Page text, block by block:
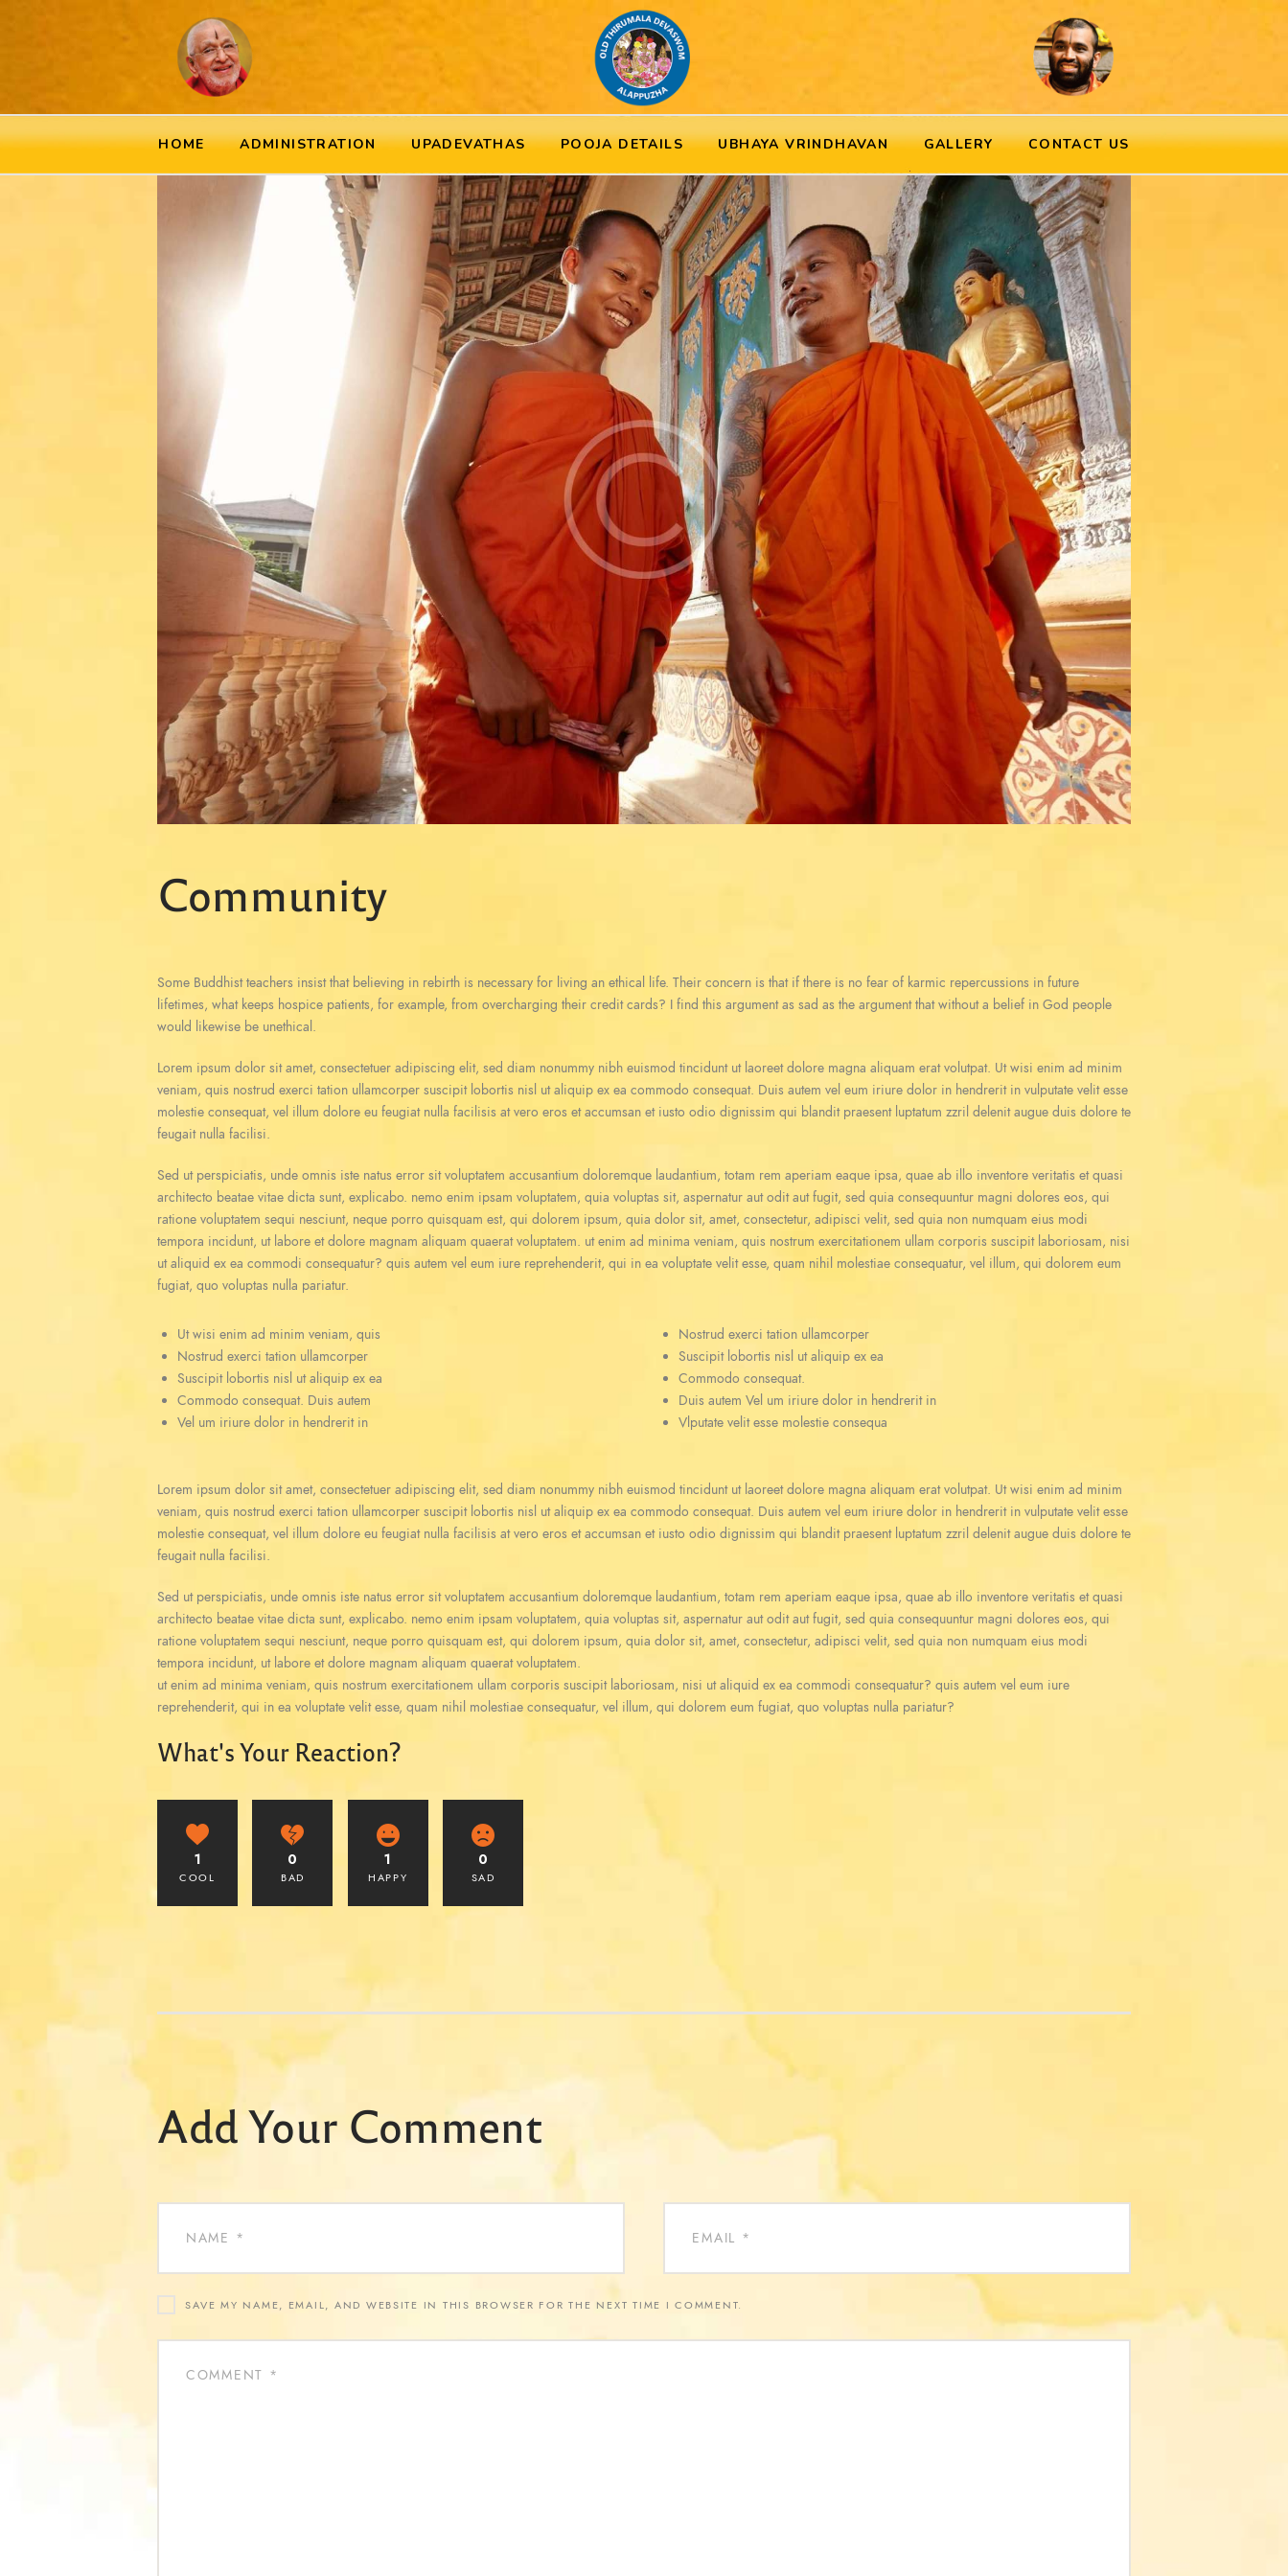
HOME ADMINISTRATION UPADEVATHAS POOJA DETAILS UBHAYA VRINDHAVAN GALLERY CONTACT US
Community
Some Buddhist teachers insist that believing in rebirth is necessary for living an ethical life. Their concern is that if there is no fear of karmic repercussions in future
lifetimes, what keeps hospice patients, for example, from overcharging their credit cards? I find this argument as sad as the argument that without a belief in God people
would likewise be unethical.
Lorem ipsum dolor sit amet, consectetuer adipiscing elit, sed diam nonummy nibh euismod tincidunt ut laoreet dolore magna aliquam erat volutpat. Ut wisi enim ad minim
veniam, quis nostrud exerci tation ullamcorper suscipit lobortis nisl ut aliquip ex ea commodo consequat. Duis autem vel eum iriure dolor in hendrerit in vulputate velit esse
molestie consequat, vel illum dolore eu feugiat nulla facilisis at vero eros et accumsan et iusto odio dignissim qui blandit praesent luptatum zzril delenit augue duis dolore te
feugait nulla facilisi.
Sed ut perspiciatis, unde omnis iste natus error sit voluptatem accusantium doloremque laudantium, totam rem aperiam eaque ipsa, quae ab illo inventore veritatis et quasi
architecto beatae vitae dicta sunt, explicabo. nemo enim ipsam voluptatem, quia voluptas sit, aspernatur aut odit aut fugit, sed quia consequuntur magni dolores eos, qui
ratione voluptatem sequi nesciunt, neque porro quisquam est, qui dolorem ipsum, quia dolor sit, amet, consectetur, adipisci velit, sed quia non numquam eius modi
tempora incidunt, ut labore et dolore magnam aliquam quaerat voluptatem. ut enim ad minima veniam, quis nostrum exercitationem ullam corporis suscipit laboriosam, nisi
ut aliquid ex ea commodi consequatur? quis autem vel eum iure reprehenderit, qui in ea voluptate velit esse, quam nihil molestiae consequatur, vel illum, qui dolorem eum
fugiat, quo voluptas nulla pariatur.
Ut wisi enim ad minim veniam, quis
Nostrud exerci tation ullamcorper
Suscipit lobortis nisl ut aliquip ex ea
Commodo consequat. Duis autem
Vel um iriure dolor in hendrerit in
Nostrud exerci tation ullamcorper
Suscipit lobortis nisl ut aliquip ex ea
Commodo consequat.
Duis autem Vel um iriure dolor in hendrerit in
Vlputate velit esse molestie consequa
Lorem ipsum dolor sit amet, consectetuer adipiscing elit, sed diam nonummy nibh euismod tincidunt ut laoreet dolore magna aliquam erat volutpat. Ut wisi enim ad minim
veniam, quis nostrud exerci tation ullamcorper suscipit lobortis nisl ut aliquip ex ea commodo consequat. Duis autem vel eum iriure dolor in hendrerit in vulputate velit esse
molestie consequat, vel illum dolore eu feugiat nulla facilisis at vero eros et accumsan et iusto odio dignissim qui blandit praesent luptatum zzril delenit augue duis dolore te
feugait nulla facilisi.
Sed ut perspiciatis, unde omnis iste natus error sit voluptatem accusantium doloremque laudantium, totam rem aperiam eaque ipsa, quae ab illo inventore veritatis et quasi
architecto beatae vitae dicta sunt, explicabo. nemo enim ipsam voluptatem, quia voluptas sit, aspernatur aut odit aut fugit, sed quia consequuntur magni dolores eos, qui
ratione voluptatem sequi nesciunt, neque porro quisquam est, qui dolorem ipsum, quia dolor sit, amet, consectetur, adipisci velit, sed quia non numquam eius modi
tempora incidunt, ut labore et dolore magnam aliquam quaerat voluptatem.
ut enim ad minima veniam, quis nostrum exercitationem ullam corporis suscipit laboriosam, nisi ut aliquid ex ea commodi consequatur? quis autem vel eum iure
reprehenderit, qui in ea voluptate velit esse, quam nihil molestiae consequatur, vel illum, qui dolorem eum fugiat, quo voluptas nulla pariatur?
What's Your Reaction?
1
COOL
0
BAD
1
HAPPY
0
SAD
Add Your Comment
SAVE MY NAME, EMAIL, AND WEBSITE IN THIS BROWSER FOR THE NEXT TIME I COMMENT.